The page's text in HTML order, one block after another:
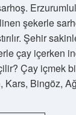
şekerle
Şehir
çay içerken
Çay içmek
Kars, Bingöz,